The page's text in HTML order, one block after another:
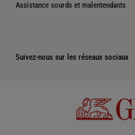
Assistance sourds et malentendants
Suivez-nous sur les réseaux sociaux